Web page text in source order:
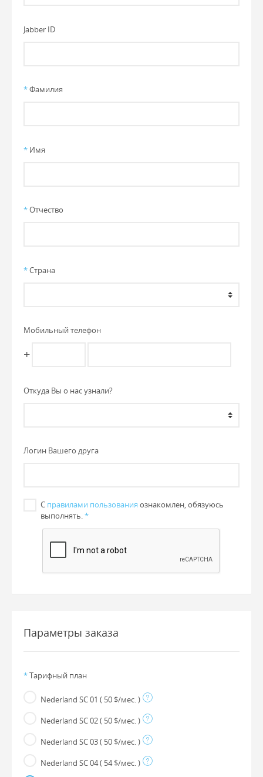
Jabber ID
*Фамилия
* Имя
*Отчество
*Страна
Мобильный телефон
+
Откуда Вы о нас узнали?
Логин Вашего друга
С правилами пользования ознакомлен, обязуюсь
выполнять.*
Параметры заказа
*Тарифный план
Nederland SC 01 ( 50 $/мес. )
Nederland SC 02( 50 $/мес. )
Nederland SC 03( 50 $/мес. )
Nederland SC 04( 54 $/мес. )